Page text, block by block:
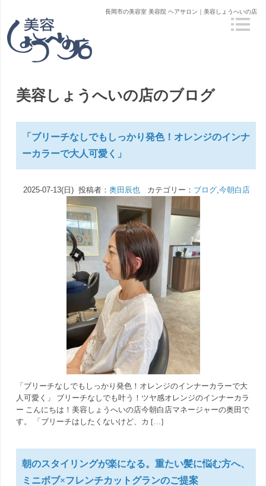
長岡市の美容室 美容院 ヘアサロン｜美容しょうへいの店
美容しょうへいの店のブログ
「ブリーチなしでもしっかり発色！オレンジのインナ
ーカラーで大人可愛く」
2025-07-13(日) 投稿者： 奥田辰也カテゴリー： ブログ,今朝白店
「ブリーチなしでもしっかり発色！オレンジのインナーカラーで大
人可愛く」 ブリーチなしでも叶う！ツヤ感オレンジのインナーカラ
ー こんにちは！美容しょうへいの店今朝白店マネージャーの奥田で
す。 「ブリーチはしたくないけど、カ […]
朝のスタイリングが楽になる。重たい髪に悩む方へ、
ミニボブ×フレンチカットグランのご提案